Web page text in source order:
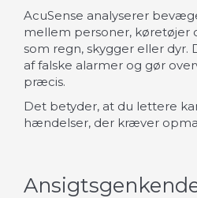
AcuSense analyserer
mellem personer, køretøjer
som regn, skygger eller
af falske alarmer og gør
præcis.
Det betyder, at du lettere
hændelser, der kræver